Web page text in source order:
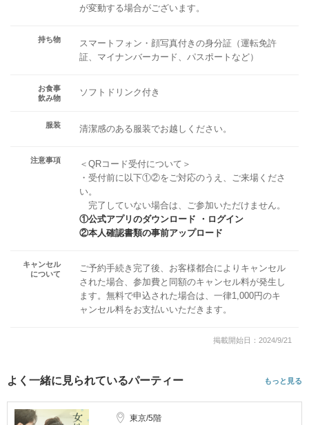
が変動する場合がございます。
持ち物
スマートフォン・顔写真付きの身分証（運転免許
証、マイナンバーカード、パスポートなど）
お食事
飲み物
ソフトドリンク付き
服装 清潔感のある服装でお越しください。
注意事項
＜QRコード受付について＞
・受付前に以下①②をご対応のうえ、ご来場くださ
い。
完了していない場合は、ご参加いただけません。
①公式アプリのダウンロード ・ログイン
②本人確認書類の事前アップロード
キャンセル
について
ご予約手続き完了後、お客様都合によりキャンセル
された場合、参加費と同額のキャンセル料が発生し
ます。無料で申込された場合は、一律1,000円のキ
ャンセル料をお支払いいただきます。
掲載開始日：2024/9/21
よく一緒に見られているパーティー もっと見る
東京/5階